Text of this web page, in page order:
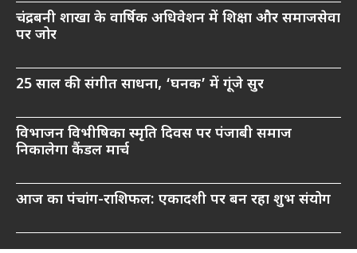
चंद्रबनी शाखा के वार्षिक अधिवेशन में शिक्षा और समाजसेवा
पर जोर
25 साल की संगीत साधना, ‘घनक’ में गूंजे सुर
विभाजन विभीषिका स्मृति दिवस पर पंजाबी समाज
निकालेगा कैंडल मार्च
आज का पंचांग-राशिफल: एकादशी पर बन रहा शुभ संयोग